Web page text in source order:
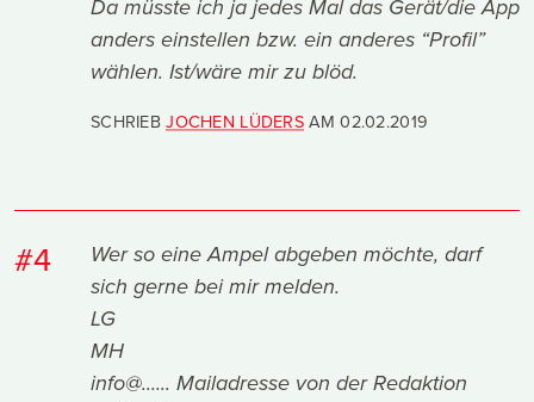
Da müsste ich ja jedes Mal das Gerät/die App
anders einstellen bzw. ein anderes “Profil”
wählen. Ist/wäre mir zu blöd.
SCHRIEBJOCHEN LÜDERSAM02.02.2019
#4
Wer so eine Ampel abgeben möchte, darf
sich gerne bei mir melden.
LG
MH
info@...... Mailadresse von der Redaktion